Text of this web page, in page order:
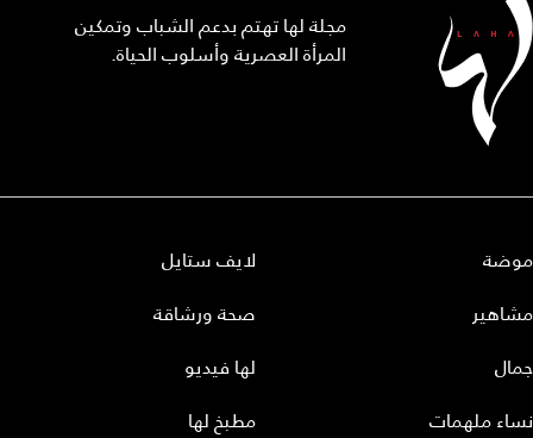
مجلة لها تهتم بدعم الشباب وتمكين
المرأة العصرية وأسلوب الحياة.
موضة
مشاهير
جمال
نساء ملهمات
لايف ستايل
صحة ورشاقة
لها فيديو
مطبخ لها